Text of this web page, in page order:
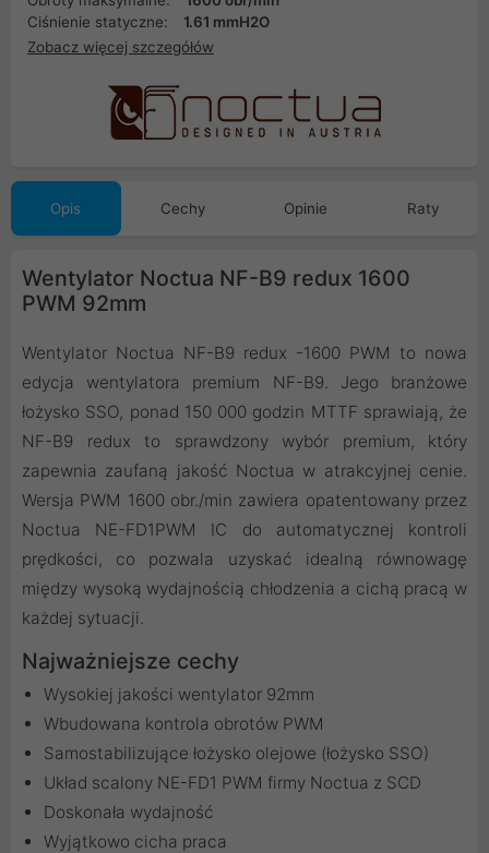
Ciśnienie statyczne:
1.61 mmH2O
Zobacz więcej szczegółów
Opis Cechy Opinie Raty
Wentylator Noctua NF-B9 redux 1600
PWM 92mm
Wentylator Noctua NF-B9 redux -1600 PWM to nowa
edycja wentylatora premium NF-B9. Jego branżowe
łożysko SSO, ponad 150 000 godzin MTTF sprawiają, że
NF-B9 redux to sprawdzony wybór premium, który
zapewnia zaufaną jakość Noctua w atrakcyjnej cenie.
Wersja PWM 1600 obr./min zawiera opatentowany przez
Noctua NE-FD1PWM IC do automatycznej kontroli
prędkości, co pozwala uzyskać idealną równowagę
między wysoką wydajnością chłodzenia a cichą pracą w
każdej sytuacji.
Najważniejsze cechy
Wysokiej jakości wentylator 92mm
Wbudowana kontrola obrotów PWM
Samostabilizujące łożysko olejowe (łożysko SSO)
Układ scalony NE-FD1 PWM firmy Noctua z SCD
Doskonała wydajność
Wyjątkowo cicha praca